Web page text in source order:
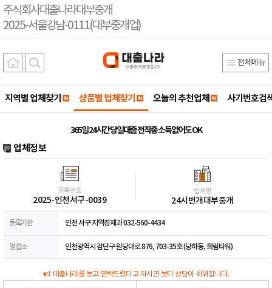
주식회사대출나라대부중개
2025-서울강남-0111(대부중개업)
전체메뉴
지역별 업체찾기 상품별 업체찾기 오늘의 추천업체 사기번호검
365일 24시간 당일대출 전직종 소득없어도 OK
업체정보
등록번호
2025-인천서구-0039
업체명
24시번개대부중개
등록기관 인천 서구 지역경제과 032-560-4434
영업소 인천광역시 검단구 원당대로 876, 703-35호 (당하동, 희림타워)
대출나라를 보고 연락드렸다고 하시면 보다 상담이 쉬워집니다.